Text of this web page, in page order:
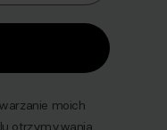
moich
otrzymywania